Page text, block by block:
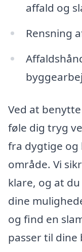
affald og
Rensning
Ved at
føle dig tryg
fra dygtige og
område. Vi
klare, og at
dine
og find en
passer til